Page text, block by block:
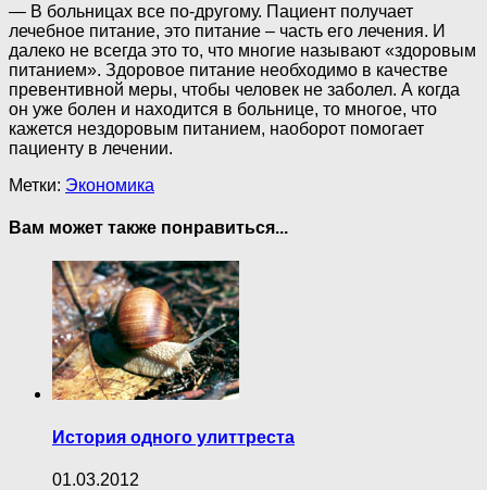
— В больницах все по-другому. Пациент получает
лечебное питание, это питание – часть его лечения. И
далеко не всегда это то, что многие называют «здоровым
питанием». Здоровое питание необходимо в качестве
превентивной меры, чтобы человек не заболел. А когда
он уже болен и находится в больнице, то многое, что
кажется нездоровым питанием, наоборот помогает
пациенту в лечении.
Метки: Экономика
Вам может также понравиться...
История одного улиттреста
01.03.2012